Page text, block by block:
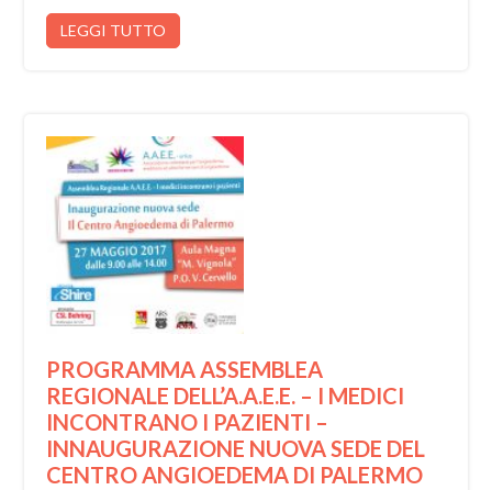
LEGGI TUTTO
PROGRAMMA ASSEMBLEA
REGIONALE DELL’A.A.E.E. – I MEDICI
INCONTRANO I PAZIENTI –
INNAUGURAZIONE NUOVA SEDE DEL
CENTRO ANGIOEDEMA DI PALERMO